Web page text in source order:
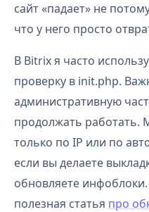
сайт «падает» не
что у него просто
В Bitrix я часто
проверку в init.php.
административную
продолжать работать.
только по IP или по
если вы делаете
обновляете
полезная статья про